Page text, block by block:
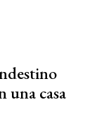
una casa